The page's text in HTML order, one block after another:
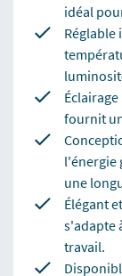
idéal
fournit
l'énergie
une
Élégant
s'adapte
travail.